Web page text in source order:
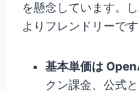
を懸念しています。
よりフレンドリーです
基本単価は
クン課金、公式と